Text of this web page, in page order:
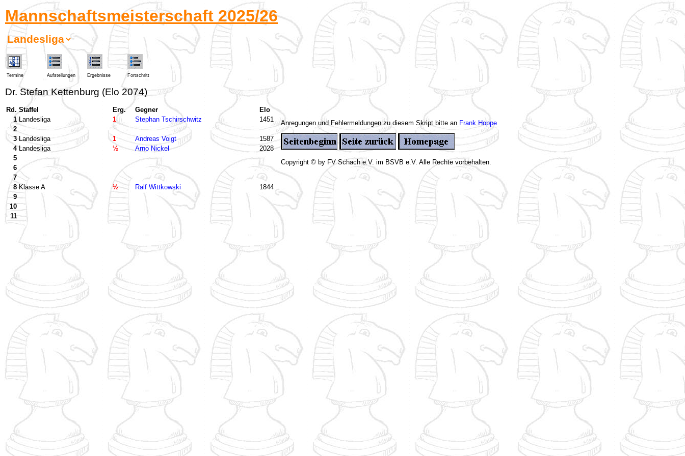
Mannschaftsmeisterschaft 2025/26
Termine Aufstellungen Ergebnisse Fortschritt
Dr. Stefan Kettenburg (Elo 2074)
Rd. Staffel Erg. Gegner
Elo
1 Landesliga 1 Stephan Tschirschwitz
1451
2
3 Landesliga 1 Andreas Voigt
1587
4 Landesliga ½ Arno Nickel
2028
5
6
7
8 Klasse A ½ Ralf Wittkowski
1844
9
10
11
Anregungen und Fehlermeldungen zu diesem Skript bitte an Frank Hoppe
Copyright © by FV Schach e.V. im BSVB e.V. Alle Rechte vorbehalten.